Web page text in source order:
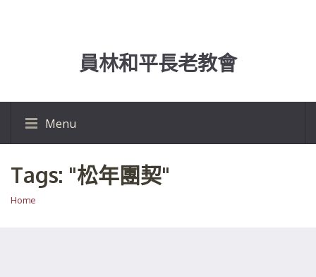
員林和平長老教會
Menu
Tags: "松年團契"
Home